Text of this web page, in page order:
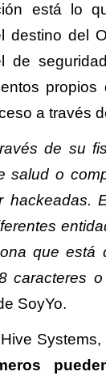
está lo
destino del
de
a través
de su
salud o
que
caracteres
SoyYo.
Systems,